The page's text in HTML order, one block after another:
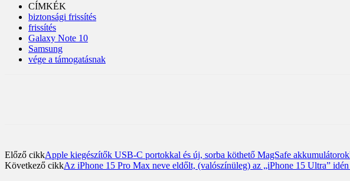
CÍMKÉK
biztonsági frissítés
frissítés
Galaxy Note 10
Samsung
vége a támogatásnak
Előző cikkApple kiegészítők USB-C portokkal és új, sorba köthető MagSafe
Következő cikkAz iPhone 15 Pro Max neve eldőlt, (valószínüleg) az „iPhone 15 Ultra”